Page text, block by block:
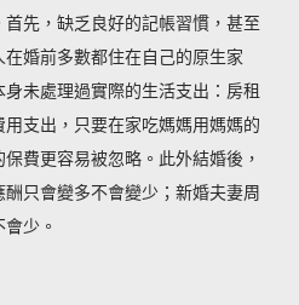
先，缺乏良好的記帳習慣，甚至
婚前多數都住在自己的原生家
未處理過實際的生活支出：房租
支出，只要在家吃媽媽用媽媽的
費更容易被忽略。此外結婚後，
只會變多不會變少；新婚夫妻周
少。